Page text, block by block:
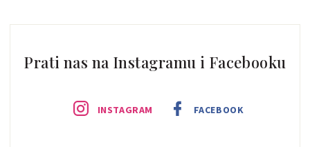
Prati nas na Instagramu i Facebooku
INSTAGRAM FACEBOOK